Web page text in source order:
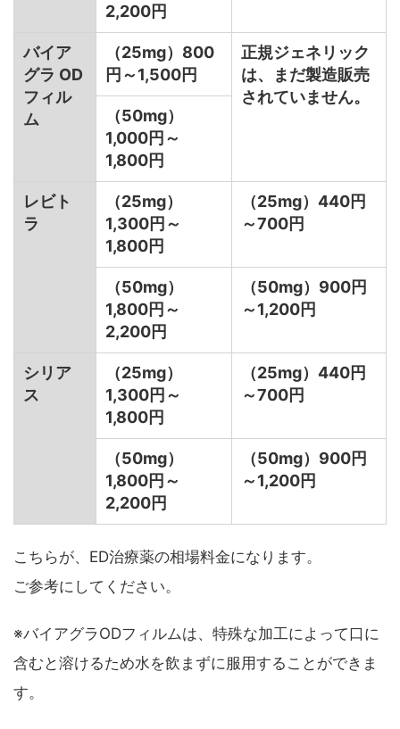
2,200円
バイア
グラ OD
フィル
ム
（25mg）800
円～1,500円
正規ジェネリック
は、まだ製造販売
されていません。
（50mg）
1,000円～
1,800円
レビト
ラ
（25mg）
1,300円～
1,800円
（25mg）440円
～700円
（50mg）
1,800円～
2,200円
（50mg）900円
～1,200円
シリア
ス
（25mg）
1,300円～
1,800円
（25mg）440円
～700円
（50mg）
1,800円～
2,200円
（50mg）900円
～1,200円
こちらが、ED治療薬の相場料金になります。
ご参考にしてください。
※バイアグラODフィルムは、特殊な加工によって口に
含むと溶けるため水を飲まずに服用することができま
す。